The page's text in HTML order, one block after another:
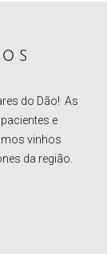
do Dão! As
e
vinhos
da região.